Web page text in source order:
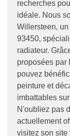
recherches
idéale. Nous
Willersteen,
93450,
radiateur.
proposées par
pouvez
peinture et
imbattables
N'oubliez pas
actuellement
visitez son site